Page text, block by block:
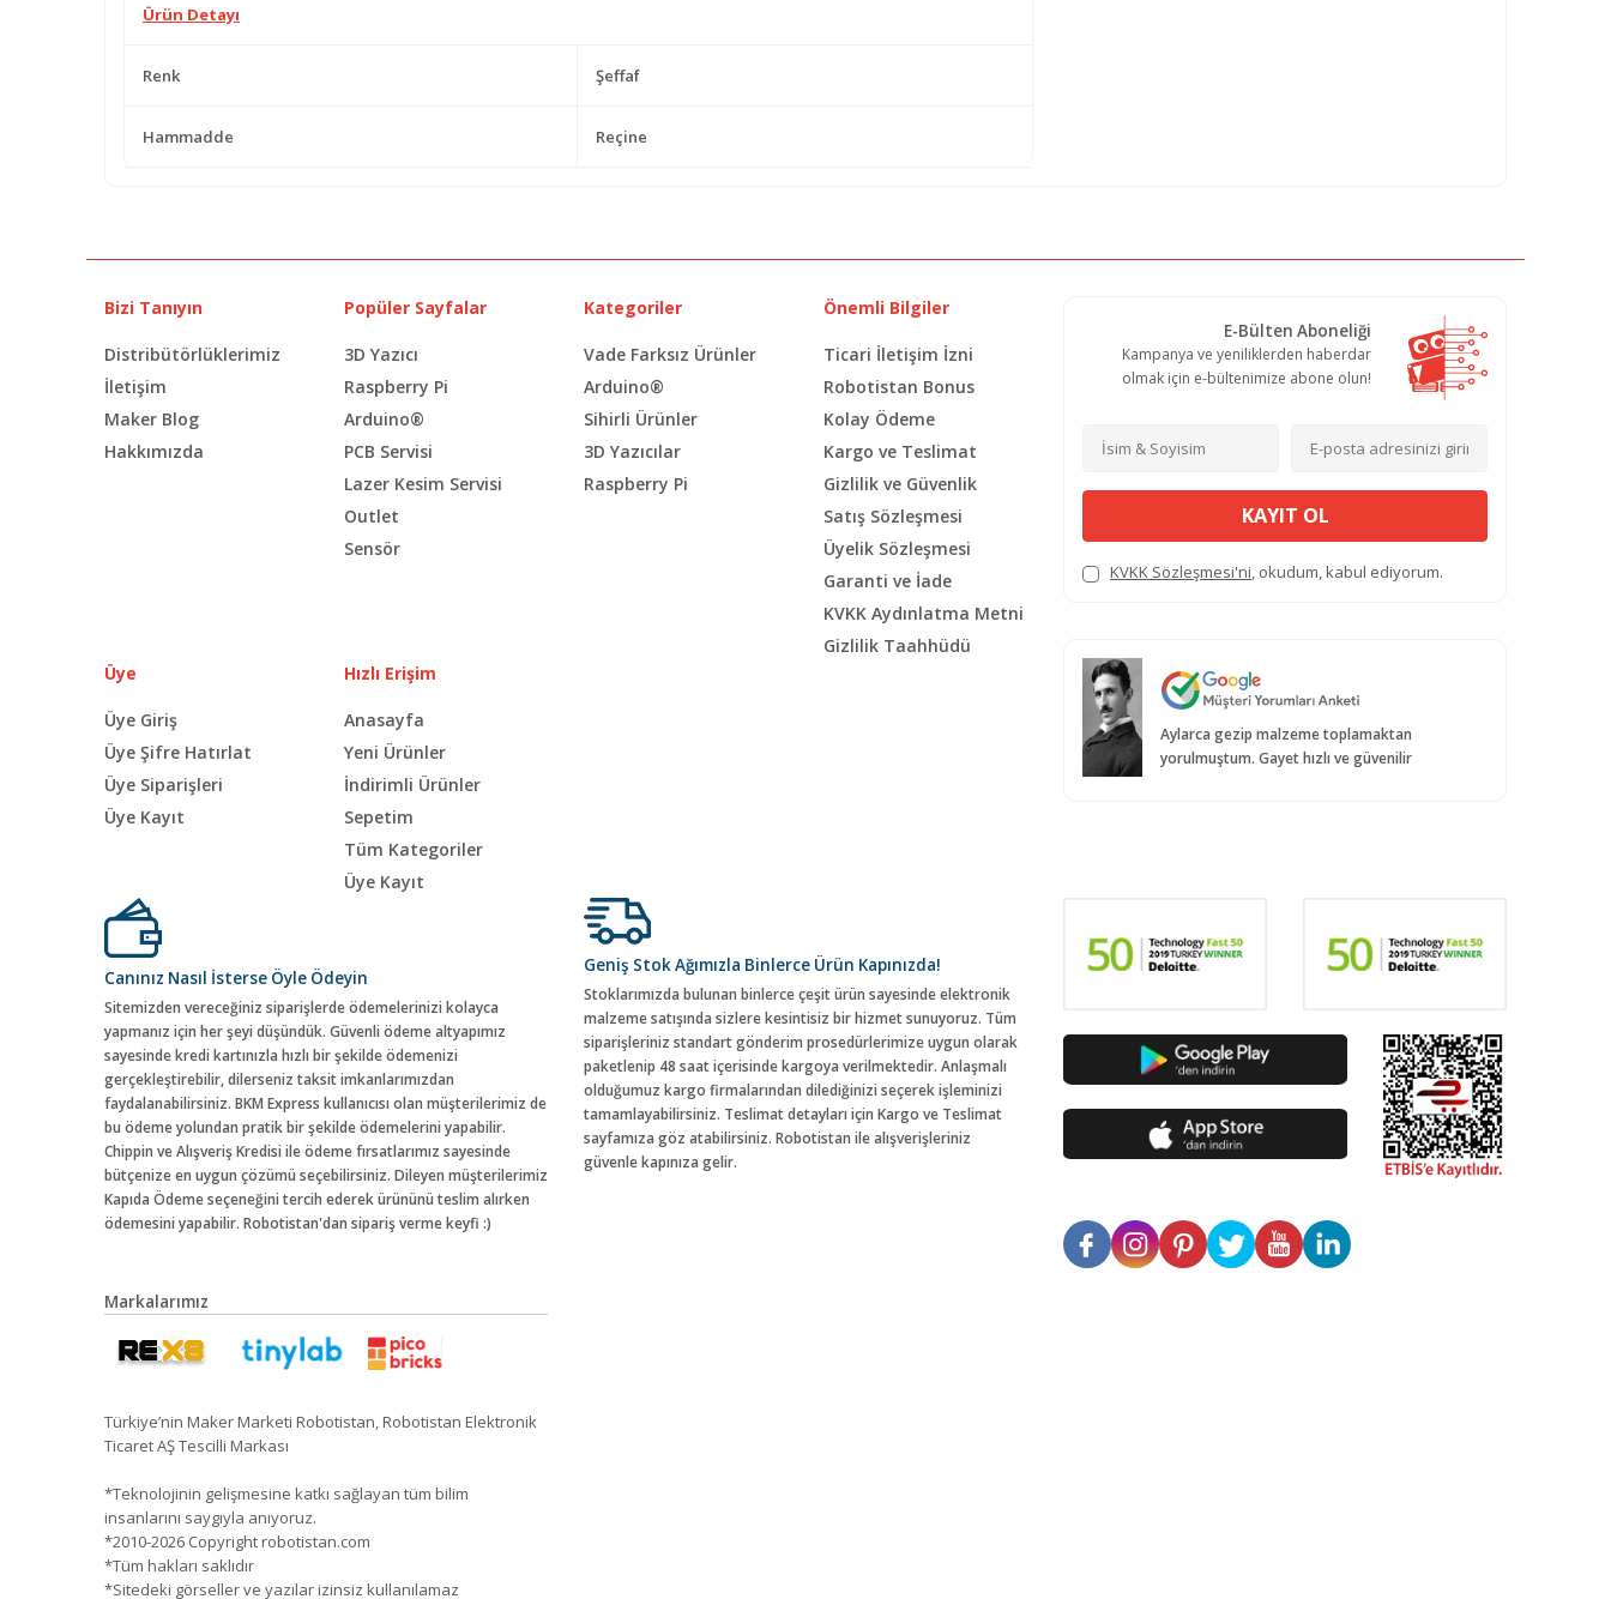
Ürün Detayı
Renk Şeffaf
Hammadde Reçine
Bizi Tanıyın
Distribütörlüklerimiz
İletişim
Maker Blog
Hakkımızda
Popüler Sayfalar
3D Yazıcı
Raspberry Pi
Arduino®
PCB Servisi
Lazer Kesim Servisi
Outlet
Sensör
Kategoriler
Vade Farksız Ürünler
Arduino®
Sihirli Ürünler
3D Yazıcılar
Raspberry Pi
Önemli Bilgiler
Ticari İletişim İzni
Robotistan Bonus
Kolay Ödeme
Kargo ve Teslimat
Gizlilik ve Güvenlik
Satış Sözleşmesi
Üyelik Sözleşmesi
Garanti ve İade
KVKK Aydınlatma Metni
Gizlilik Taahhüdü
Üye
Üye Giriş
Üye Şifre Hatırlat
Üye Siparişleri
Üye Kayıt
Hızlı Erişim
Anasayfa
Yeni Ürünler
İndirimli Ürünler
Sepetim
Tüm Kategoriler
Üye Kayıt
E-Bülten Aboneliği
Kampanya ve yeniliklerden haberdar
olmak için e-bültenimize abone olun!
KAYIT OL
KVKK Sözleşmesi'ni, okudum, kabul ediyorum.
Aylarca gezip malzeme toplamaktan
yorulmuştum. Gayet hızlı ve güvenilir
Canınız Nasıl İsterse Öyle Ödeyin
Sitemizden vereceğiniz siparişlerde ödemelerinizi kolayca
yapmanız için her şeyi düşündük. Güvenli ödeme altyapımız
sayesinde kredi kartınızla hızlı bir şekilde ödemenizi
gerçekleştirebilir, dilerseniz taksit imkanlarımızdan
faydalanabilirsiniz. BKM Express kullanıcısı olan müşterilerimiz de
bu ödeme yolundan pratik bir şekilde ödemelerini yapabilir.
Chippin ve Alışveriş Kredisi ile ödeme fırsatlarımız sayesinde
bütçenize en uygun çözümü seçebilirsiniz. Dileyen müşterilerimiz
Kapıda Ödeme seçeneğini tercih ederek ürününü teslim alırken
ödemesini yapabilir. Robotistan'dan sipariş verme keyfi :)
Geniş Stok Ağımızla Binlerce Ürün Kapınızda!
Stoklarımızda bulunan binlerce çeşit ürün sayesinde elektronik
malzeme satışında sizlere kesintisiz bir hizmet sunuyoruz. Tüm
siparişleriniz standart gönderim prosedürlerimize uygun olarak
paketlenip 48 saat içerisinde kargoya verilmektedir. Anlaşmalı
olduğumuz kargo firmalarından dilediğinizi seçerek işleminizi
tamamlayabilirsiniz. Teslimat detayları için Kargo ve Teslimat
sayfamıza göz atabilirsiniz. Robotistan ile alışverişleriniz
güvenle kapınıza gelir.
Markalarımız
Türkiye’nin Maker Marketi Robotistan, Robotistan Elektronik
Ticaret AŞ Tescilli Markası
*Teknolojinin gelişmesine katkı sağlayan tüm bilim
insanlarını saygıyla anıyoruz.
*2010-2026 Copyright robotistan.com
*Tüm hakları saklıdır
*Sitedeki görseller ve yazılar izinsiz kullanılamaz